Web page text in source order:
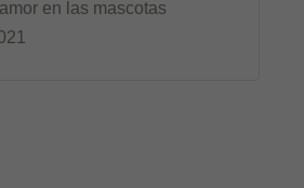
en las mascotas